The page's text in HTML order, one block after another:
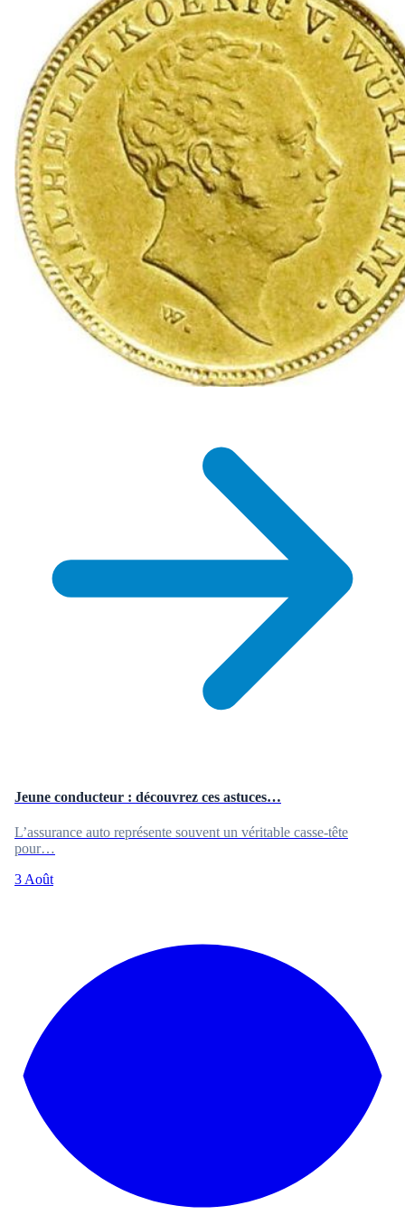
Jeune conducteur : découvrez ces astuces…
L’assurance auto représente souvent un véritable casse-tête
pour…
3 Août